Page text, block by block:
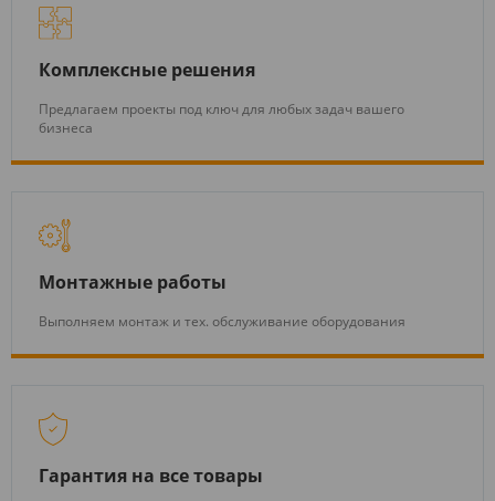
Комплексные решения
Предлагаем проекты под ключ для любых задач вашего
бизнеса
Монтажные работы
Выполняем монтаж и тех. обслуживание оборудования
Гарантия на все товары